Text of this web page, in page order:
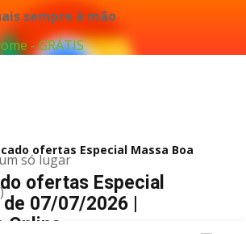
sempre à mão
- GRÁTIS
só lugar
ofertas Especial Massa Boa
ofertas Especial
07/07/2026 |
Online